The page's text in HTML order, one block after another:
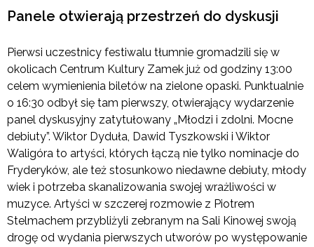
Panele otwierają przestrzeń do dyskusji
Pierwsi uczestnicy festiwalu tłumnie gromadzili się w
okolicach Centrum Kultury Zamek już od godziny 13:00
celem wymienienia biletów na zielone opaski. Punktualnie
o 16:30 odbył się tam pierwszy, otwierający wydarzenie
panel dyskusyjny zatytułowany „Młodzi i zdolni. Mocne
debiuty”. Wiktor Dyduła, Dawid Tyszkowski i Wiktor
Waligóra to artyści, których łączą nie tylko nominacje do
Fryderyków, ale też stosunkowo niedawne debiuty, młody
wiek i potrzeba skanalizowania swojej wrażliwości w
muzyce. Artyści w szczerej rozmowie z Piotrem
Stelmachem przybliżyli zebranym na Sali Kinowej swoją
drogę od wydania pierwszych utworów po występowanie